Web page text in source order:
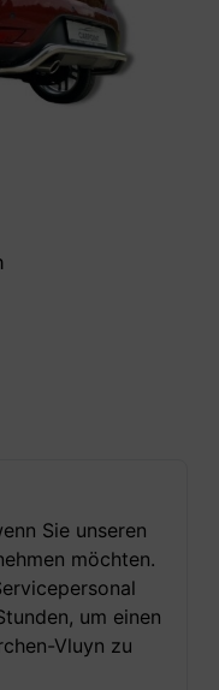
Sie unseren
möchten.
um einen
Vluyn zu